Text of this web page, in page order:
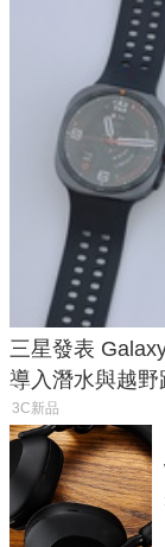
三星發表
導入潛水與越
3C新品